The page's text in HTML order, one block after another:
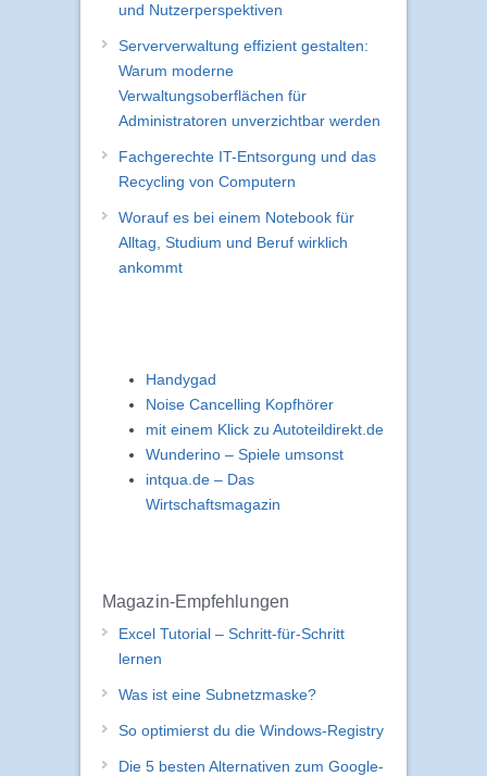
und Nutzerperspektiven
Serververwaltung effizient gestalten:
Warum moderne
Verwaltungsoberflächen für
Administratoren unverzichtbar werden
Fachgerechte IT-Entsorgung und das
Recycling von Computern
Worauf es bei einem Notebook für
Alltag, Studium und Beruf wirklich
ankommt
Handygad
Noise Cancelling Kopfhörer
mit einem Klick zu Autoteildirekt.de
Wunderino – Spiele umsonst
intqua.de – Das
Wirtschaftsmagazin
Magazin-Empfehlungen
Excel Tutorial – Schritt-für-Schritt
lernen
Was ist eine Subnetzmaske?
So optimierst du die Windows-Registry
Die 5 besten Alternativen zum Google-